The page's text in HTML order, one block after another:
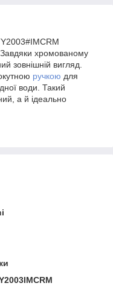
Завдяки хромованому
зовнішній вигляд.
ручкою для
води. Такий
а й ідеально